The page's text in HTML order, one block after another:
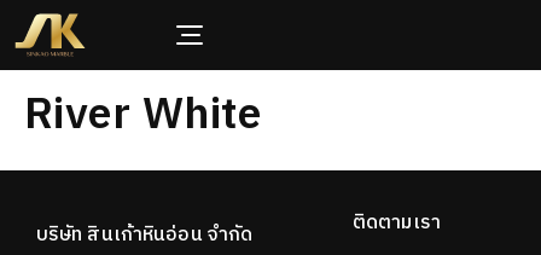
River White
บริษัท สินเก้าหินอ่อน จำกัด ติดตามเรา